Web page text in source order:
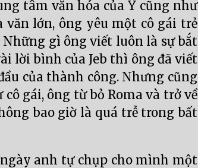
tâm văn hóa của Ý cũng như
lớn, ông yêu một cô gái trẻ
gì ông viết luôn là sự bắt
lời bình của Jeb thì ông đã viết
của thành công. Nhưng cũng
gái, ông từ bỏ Roma và trở về
bao giờ là quá trễ trong bất
anh tự chụp cho mình một